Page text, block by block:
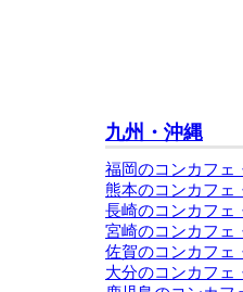
九州・沖縄
福岡のコンカフェ
熊本のコンカフェ
長崎のコンカフェ
宮崎のコンカフェ
佐賀のコンカフェ
大分のコンカフェ